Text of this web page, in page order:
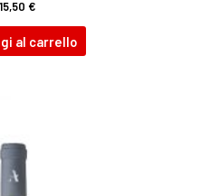
15,50 €
al carrello